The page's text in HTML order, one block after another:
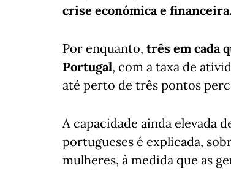
crise económica e financeira.
Por enquanto, três em cada
Portugal, com a taxa de
até perto de três pontos
A capacidade ainda elevada
portugueses é explicada,
mulheres, à medida que as